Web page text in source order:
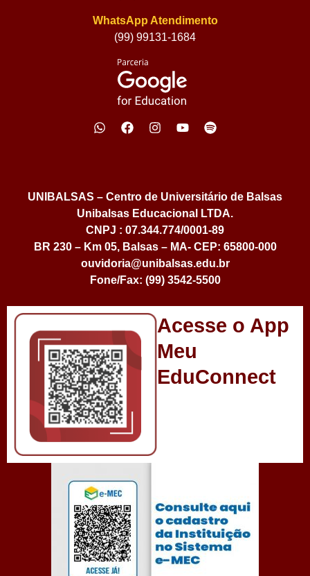
WhatsApp Atendimento
(99) 99131-1684
UNIBALSAS – Centro de Universitário de Balsas
Unibalsas Educacional LTDA.
CNPJ : 07.344.774/0001-89
BR 230 – Km 05, Balsas – MA- CEP: 65800-000
ouvidoria@unibalsas.edu.br
Fone/Fax: (99) 3542-5500
Acesse o App
Meu
EduConnect